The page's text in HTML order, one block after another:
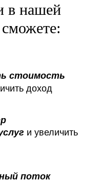
в нашей
стоимость
доход
и увеличить
поток